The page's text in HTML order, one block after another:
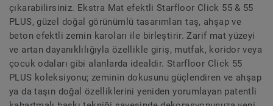
çıkarabilirsiniz. Ekstra Mat efektli Starfloor Click 55 & 55
PLUS, güzel doğal görünümlü tasarımları taş, ahşap ve
beton efektli zemin karoları ile birleştirir. Zarif mat yüzeyi
ve artan dayanıklılığıyla özellikle giriş, mutfak, koridor veya
çocuk odaları gibi alanlarda idealdir. Starfloor Click 55
PLUS koleksiyonu; zeminin dokusunu güçlendiren ve ahşap
ya da taşın doğal özelliklerini yeniden yorumlayan patentli